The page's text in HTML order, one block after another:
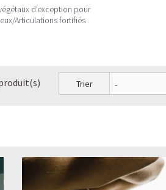
Le Collagène
Quelles sont
Quand faut-il
d'exception pour
Articulations fortifiés
Trier